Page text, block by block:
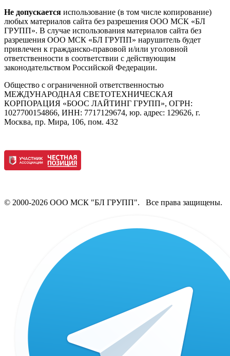
Не допускается использование (в том числе копирование)
любых материалов сайта без разрешения ООО МСК «БЛ
ГРУПП». В случае использования материалов сайта без
разрешения ООО МСК «БЛ ГРУПП» нарушитель будет
привлечен к гражданско-правовой и/или уголовной
ответственности в соответствии с действующим
законодательством Российской Федерации.
Общество с ограниченной ответственностью
МЕЖДУНАРОДНАЯ СВЕТОТЕХНИЧЕСКАЯ
КОРПОРАЦИЯ «БООС ЛАЙТИНГ ГРУПП», ОГРН:
1027700154866, ИНН: 7717129674, юр. адрес: 129626, г.
Москва, пр. Мира, 106, пом. 432
© 2000-2026 ООО МСК "БЛ ГРУПП". Все права защищены.